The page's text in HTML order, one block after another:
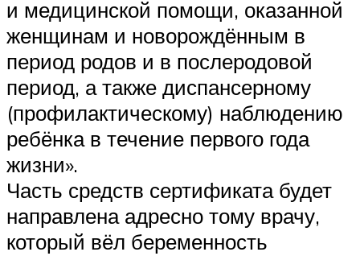
и медицинской помощи, оказанной
женщинам и новорождённым в
период родов и в послеродовой
период, а также диспансерному
(профилактическому) наблюдению
ребёнка в течение первого года
жизни».
Часть средств сертификата будет
направлена адресно тому врачу,
который вёл беременность